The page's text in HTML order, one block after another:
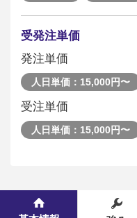
受発注単価
発注単価
人日単価：15,000円〜
受注単価
人日単価：15,000円〜